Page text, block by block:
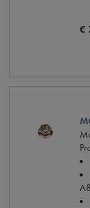
€